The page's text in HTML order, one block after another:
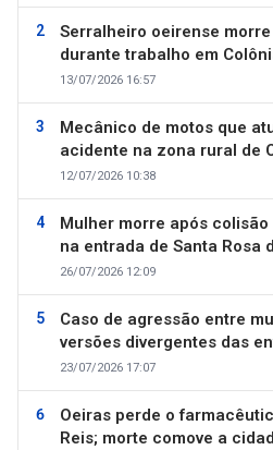
Serralheiro oeirense
durante trabalho em
13/07/2026 16:57
Mecânico de motos que
acidente na zona rural de
12/07/2026 10:38
Mulher morre após
na entrada de Santa Rosa
26/07/2026 12:09
Caso de agressão entre
versões divergentes das
23/07/2026 17:07
Oeiras perde o
Reis; morte comove a